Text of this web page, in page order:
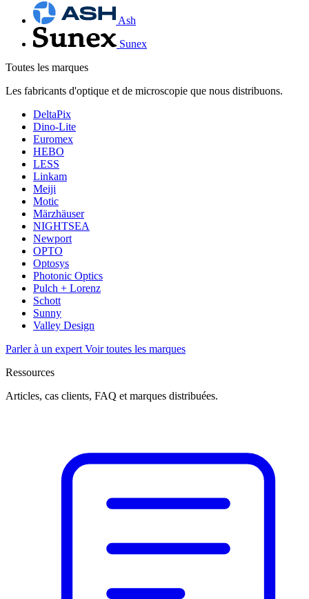
Ash
Sunex
Toutes les marques
Les fabricants d'optique et de microscopie que nous distribuons.
DeltaPix
Dino-Lite
Euromex
HEBO
LESS
Linkam
Meiji
Motic
Märzhäuser
NIGHTSEA
Newport
OPTO
Optosys
Photonic Optics
Pulch + Lorenz
Schott
Sunny
Valley Design
Parler à un expert Voir toutes les marques
Ressources
Articles, cas clients, FAQ et marques distribuées.